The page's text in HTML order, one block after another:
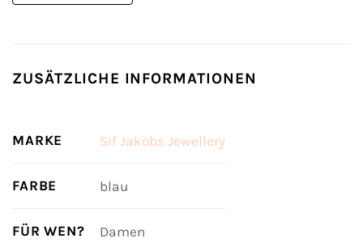
ZUSÄTZLICHE INFORMATIONEN
MARKE Sif Jakobs Jewellery
FARBE blau
FÜR WEN? Damen